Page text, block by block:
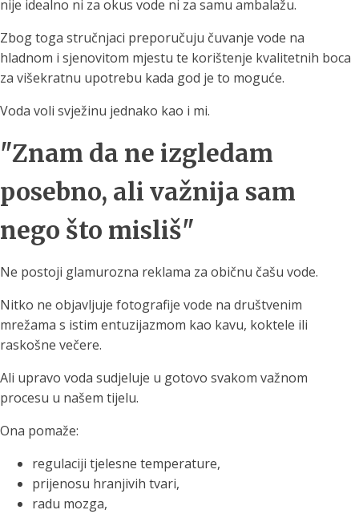
nije idealno ni za okus vode ni za samu ambalažu.
Zbog toga stručnjaci preporučuju čuvanje vode na
hladnom i sjenovitom mjestu te korištenje kvalitetnih boca
za višekratnu upotrebu kada god je to moguće.
Voda voli svježinu jednako kao i mi.
"Znam da ne izgledam
posebno, ali važnija sam
nego što misliš"
Ne postoji glamurozna reklama za običnu čašu vode.
Nitko ne objavljuje fotografije vode na društvenim
mrežama s istim entuzijazmom kao kavu, koktele ili
raskošne večere.
Ali upravo voda sudjeluje u gotovo svakom važnom
procesu u našem tijelu.
Ona pomaže:
regulaciji tjelesne temperature,
prijenosu hranjivih tvari,
radu mozga,